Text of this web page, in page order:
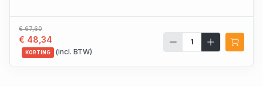
€ 67,60
€ 48,34
KORTING (incl. BTW)